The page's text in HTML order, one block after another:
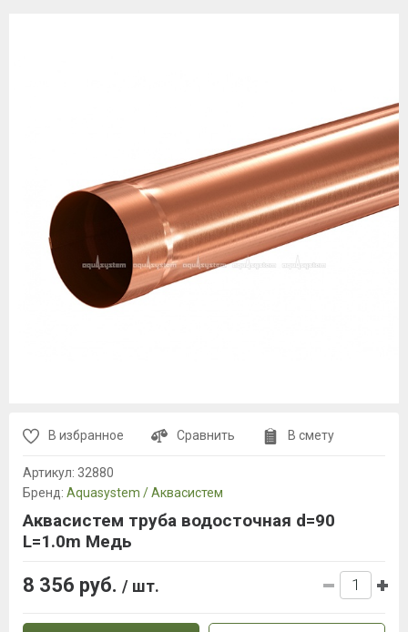
В избранное Сравнить В смету
Артикул: 32880
Бренд: Aquasystem / Аквасистем
Аквасистем труба водосточная d=90
L=1.0m Медь
8 356 руб. / шт.